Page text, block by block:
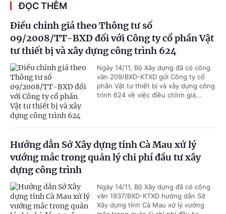
ĐỌC THÊM
Điều chỉnh giá theo Thông tư số
09/2008/TT-BXD đối với Công ty cổ phần Vật
tư thiết bị và xây dựng công trình 624
Ngày 14/11, Bộ Xây dựng đã có công
văn 209/BXD-KTXD gửi Công ty cổ
phần Vật tư thiết bị và xây dựng công
trình 624 về việc điều chỉnh giá...
Hướng dẫn Sở Xây dựng tỉnh Cà Mau xử lý
vướng mắc trong quản lý chi phí đầu tư xây
dựng công trình
Ngày 14/11, Bộ Xây dựng đã có công
văn 1937/BXD-KTXD hướng dẫn Sở
Xây dựng tỉnh Cà Mau xử lý vướng